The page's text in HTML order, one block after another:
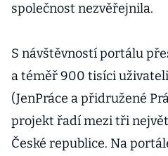
společnost nezvěřejnila.
S návštěvností portálu
a téměř 900 tisíci
(JenPráce a přidružené
projekt řadí mezi tři
České republice. Na